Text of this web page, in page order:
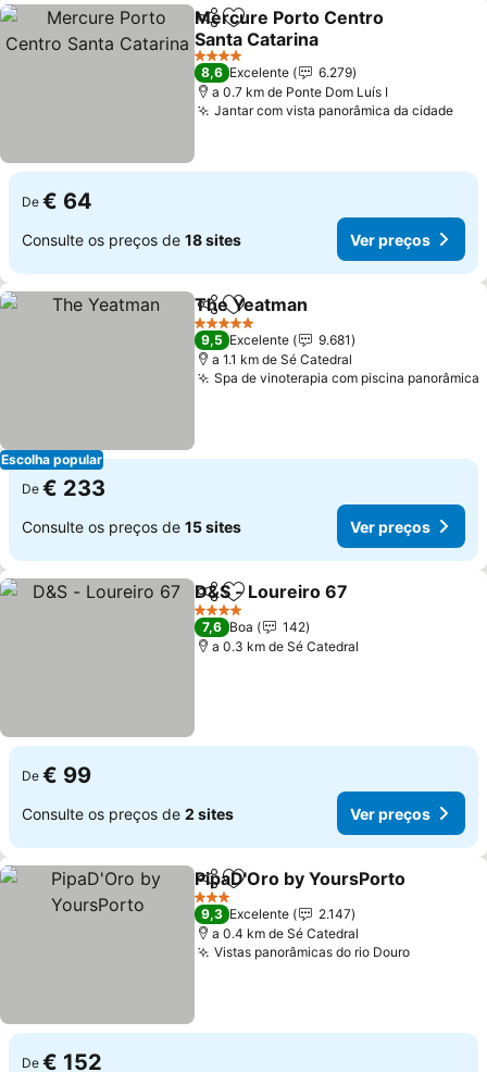
PartilharAdicionar aos favoritos
Mercure Porto Centro
Santa Catarina
Ver preços
4 Estrelas
8,6 Excelente
6.279
a 0.7 km de Ponte Dom Luís I
Jantar com vista panorâmica da cidadeVer
De € 64
Consulte os preços de 18 sites Ver preços
Escolha popular
PartilharAdicionar aos favoritos
The Yeatman
5 Estrelas
9,5 Excelente
9.681
a 1.1 km de Sé Catedral
Spa de vinoterapia com piscina panorâmica
De € 233
Consulte os preços de 15 sites Ver preços
PartilharAdicionar aos favoritos
D&S - Loureiro 67
4 Estrelas
7,6 Boa
142
a 0.3 km de Sé Catedral
De € 99
Consulte os preços de 2 sites Ver preços
PartilharAdicionar aos favoritos
PipaD'Oro by YoursPorto
3 Estrelas
9,3 Excelente
2.147
a 0.4 km de Sé Catedral
Vistas panorâmicas do rio DouroVer
De € 152